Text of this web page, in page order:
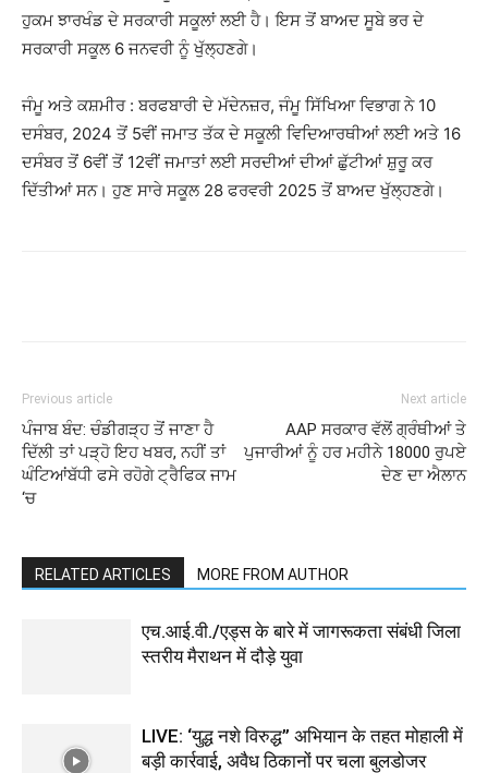
ਹੁਕਮ ਝਾਰਖੰਡ ਦੇ ਸਰਕਾਰੀ ਸਕੂਲਾਂ ਲਈ ਹੈ। ਇਸ ਤੋਂ ਬਾਅਦ ਸੂਬੇ ਭਰ ਦੇ
ਸਰਕਾਰੀ ਸਕੂਲ 6 ਜਨਵਰੀ ਨੂੰ ਖੁੱਲ੍ਹਣਗੇ।
ਜੰਮੂ ਅਤੇ ਕਸ਼ਮੀਰ : ਬਰਫਬਾਰੀ ਦੇ ਮੱਦੇਨਜ਼ਰ, ਜੰਮੂ ਸਿੱਖਿਆ ਵਿਭਾਗ ਨੇ 10
ਦਸੰਬਰ, 2024 ਤੋਂ 5ਵੀਂ ਜਮਾਤ ਤੱਕ ਦੇ ਸਕੂਲੀ ਵਿਦਿਆਰਥੀਆਂ ਲਈ ਅਤੇ 16
ਦਸੰਬਰ ਤੋਂ 6ਵੀਂ ਤੋਂ 12ਵੀਂ ਜਮਾਤਾਂ ਲਈ ਸਰਦੀਆਂ ਦੀਆਂ ਛੁੱਟੀਆਂ ਸ਼ੁਰੂ ਕਰ
ਦਿੱਤੀਆਂ ਸਨ। ਹੁਣ ਸਾਰੇ ਸਕੂਲ 28 ਫਰਵਰੀ 2025 ਤੋਂ ਬਾਅਦ ਖੁੱਲ੍ਹਣਗੇ।
Previous article
ਪੰਜਾਬ ਬੰਦ: ਚੰਡੀਗੜ੍ਹ ਤੋਂ ਜਾਣਾ ਹੈ
ਦਿੱਲੀ ਤਾਂ ਪੜ੍ਹੋ ਇਹ ਖਬਰ, ਨਹੀਂ ਤਾਂ
ਘੰਟਿਆਂਬੱਧੀ ਫਸੇ ਰਹੋਗੇ ਟ੍ਰੈਫਿਕ ਜਾਮ
‘ਚ
Next article
AAP ਸਰਕਾਰ ਵੱਲੋਂ ਗ੍ਰੰਥੀਆਂ ਤੇ
ਪੁਜਾਰੀਆਂ ਨੂੰ ਹਰ ਮਹੀਨੇ 18000 ਰੁਪਏ
ਦੇਣ ਦਾ ਐਲਾਨ
RELATED ARTICLES MORE FROM AUTHOR
एच.आई.वी./एड्स के बारे में जागरूकता संबंधी जिला
स्तरीय मैराथन में दौड़े युवा
LIVE: ‘युद्ध नशे विरुद्ध” अभियान के तहत मोहाली में
बड़ी कार्रवाई, अवैध ठिकानों पर चला बुलडोजर